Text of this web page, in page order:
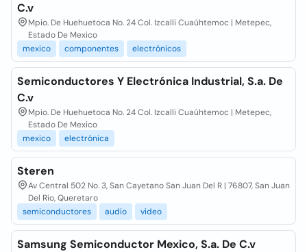
C.v
Mpio. De Huehuetoca No. 24 Col. Izcalli Cuaúhtemoc | Metepec,
Estado De Mexico
mexico
componentes electrónicos
Semiconductores Y Electrónica Industrial, S.a. De
C.v
Mpio. De Huehuetoca No. 24 Col. Izcalli Cuaúhtemoc | Metepec,
Estado De Mexico
mexico
electrónica
Steren
Av Central 502 No. 3, San Cayetano San Juan Del R | 76807, San Juan
Del Rio, Queretaro
semiconductores
audio video
Samsung Semiconductor Mexico, S.a. De C.v